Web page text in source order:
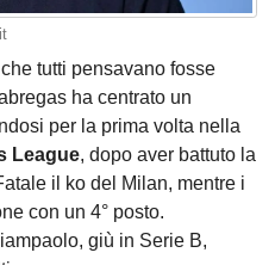
tutti pensavano fosse
ha centrato un
per la prima volta nella
League, dopo aver battuto la
il ko del Milan, mentre i
con un 4° posto.
giù in Serie B,